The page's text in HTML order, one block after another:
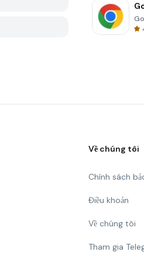
Về chúng tôi
Chính sách
Điều khoản
Về chúng tôi
Tham gia